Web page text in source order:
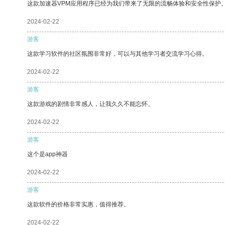
这款加速器VPM应用程序已经为我们带来了无限的流畅体验和安全性保护
2024-02-22
游客
这款学习软件的社区氛围非常好，可以与其他学习者交流学习心得。
2024-02-22
游客
这款游戏的剧情非常感人，让我久久不能忘怀。
2024-02-22
游客
这个是app神器
2024-02-22
游客
这款软件的价格非常实惠，值得推荐。
2024-02-22